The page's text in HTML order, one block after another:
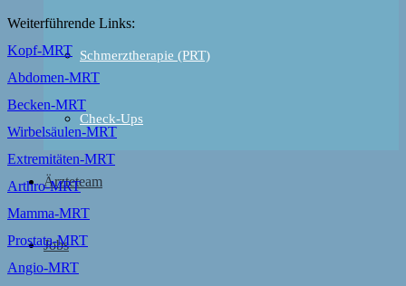
Schmerztherapie (PRT)
Check-Ups
Ärzteteam
Jobs
Weiterführende Links:
Kopf-MRT
Abdomen-MRT
Becken-MRT
Wirbelsäulen-MRT
Extremitäten-MRT
Arthro-MRT
Mamma-MRT
Prostata-MRT
Angio-MRT